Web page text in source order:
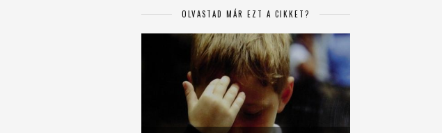
OLVASTAD MÁR EZT A CIKKET?